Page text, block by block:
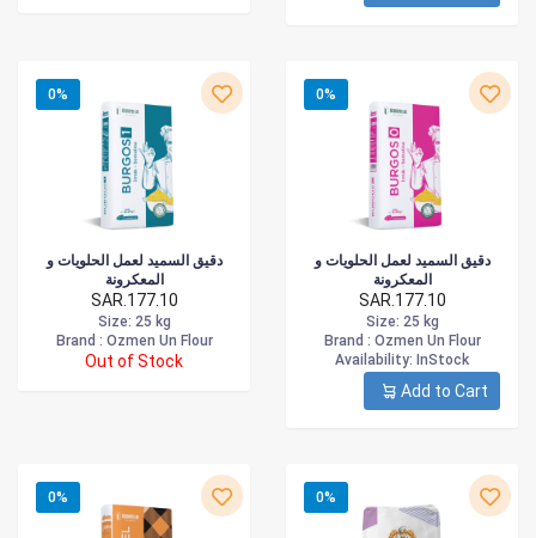
0%
دقيق السميد لعمل الحلويات و
المعكرونة
SAR.177.10
Size: 25 kg
Brand : Ozmen Un Flour
Out of Stock
0%
دقيق السميد لعمل الحلويات و
المعكرونة
SAR.177.10
Size: 25 kg
Brand : Ozmen Un Flour
Availability: InStock
Add to Cart
0% 0%